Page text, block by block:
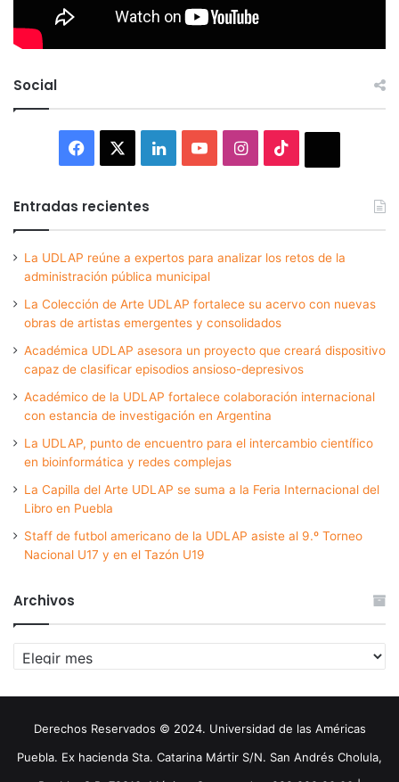
Social
Facebook LinkedInYouTubeInstagram
Entradas recientes
La UDLAP reúne a expertos para analizar los retos de la
administración pública municipal
La Colección de Arte UDLAP fortalece su acervo con nuevas
obras de artistas emergentes y consolidados
Académica UDLAP asesora un proyecto que creará dispositivo
capaz de clasificar episodios ansioso-depresivos
Académico de la UDLAP fortalece colaboración internacional
con estancia de investigación en Argentina
La UDLAP, punto de encuentro para el intercambio científico
en bioinformática y redes complejas
La Capilla del Arte UDLAP se suma a la Feria Internacional del
Libro en Puebla
Staff de futbol americano de la UDLAP asiste al 9.º Torneo
Nacional U17 y en el Tazón U19
Archivos
Archivos
Derechos Reservados © 2024. Universidad de las Américas
Puebla. Ex hacienda Sta. Catarina Mártir S/N. San Andrés Cholula,